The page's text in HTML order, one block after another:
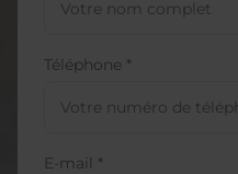
Téléphone *
E-mail *